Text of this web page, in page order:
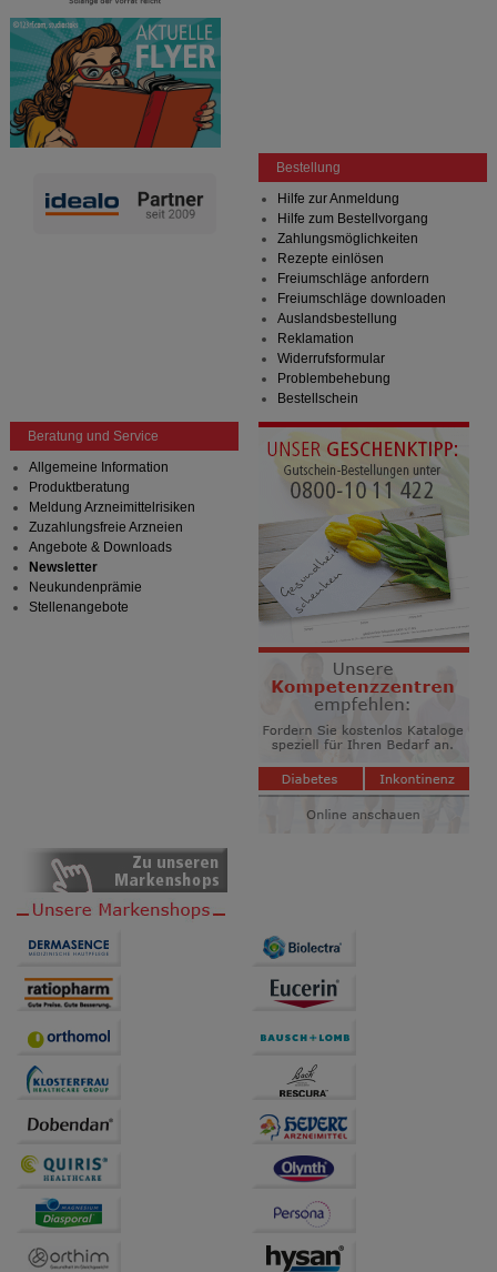
Bestellung
Hilfe zur Anmeldung
Hilfe zum Bestellvorgang
Zahlungsmöglichkeiten
Rezepte einlösen
Freiumschläge anfordern
Freiumschläge downloaden
Auslandsbestellung
Reklamation
Widerrufsformular
Problembehebung
Bestellschein
Beratung und Service
Allgemeine Information
Produktberatung
Meldung Arzneimittelrisiken
Zuzahlungsfreie Arzneien
Angebote & Downloads
Newsletter
Neukundenprämie
Stellenangebote